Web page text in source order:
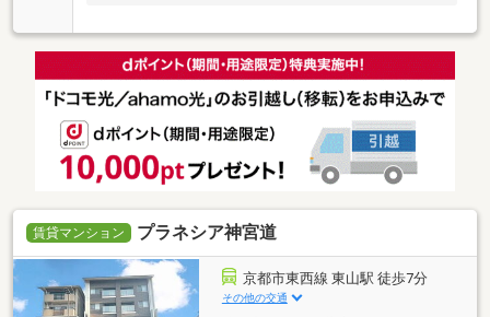
賃貸マンション プラネシア神宮道
京都市東西線 東山駅 徒歩7分
その他の交通